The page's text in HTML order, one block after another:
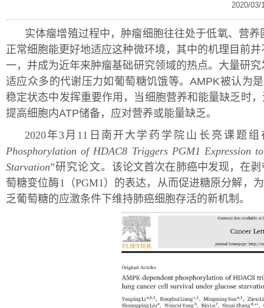
2020/03/
实体瘤增殖过程中，肿瘤细胞往往处于低氧、营
正常细胞能更好地适应这种微环境，其中的机理目前
一，并成为近年来肿瘤基础研究领域的热点。大量研
适应众多的代谢压力如葡萄糖饥饿等。AMPK被认为
稳定状态中发挥重要作用，当细胞营养和能量缺乏时
提高细胞内ATP储备，应对营养或能量缺乏。
2020年3月 11 日南开大 学药学院山长亮课题组
Phosphorylation of HDAC8 Triggers PGM1 Expression
Starvation”研究论文。 该论文首次在肺癌中发现，在
萄糖变位酶1 （PGM1） 的表达，从而促进糖原分解，
乏葡萄糖的应激条件下维持肺癌细胞存活的新机制。